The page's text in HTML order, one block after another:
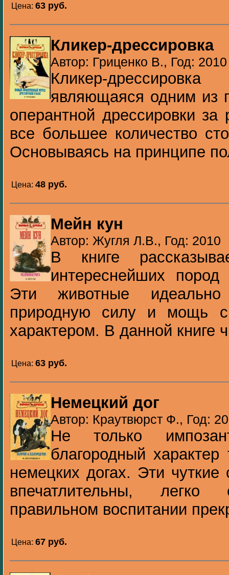
Цена: 63 pуб.
Кликер-дрессировка
Автор: Гриценко В., Год: 2010
Кликер-
являющаяся одним из
оперантной дрессировки
все большее количество
Основываясь на принципе
Цена: 48 pуб.
Мейн кун
Автор: Жугля Л.В., Год: 2010
В книге
интереснейших
Эти животные
природную силу и мощь
характером. В данной книге
Цена: 63 pуб.
Немецкий дог
Автор: Краутвюрст Ф., Год:
Не только
благородный
немецких догах. Эти чуткие
впечатлительны,
правильном воспитании
Цена: 67 pуб.